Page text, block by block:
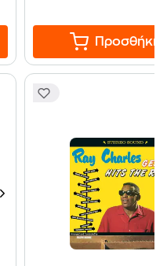
Προσθήκη